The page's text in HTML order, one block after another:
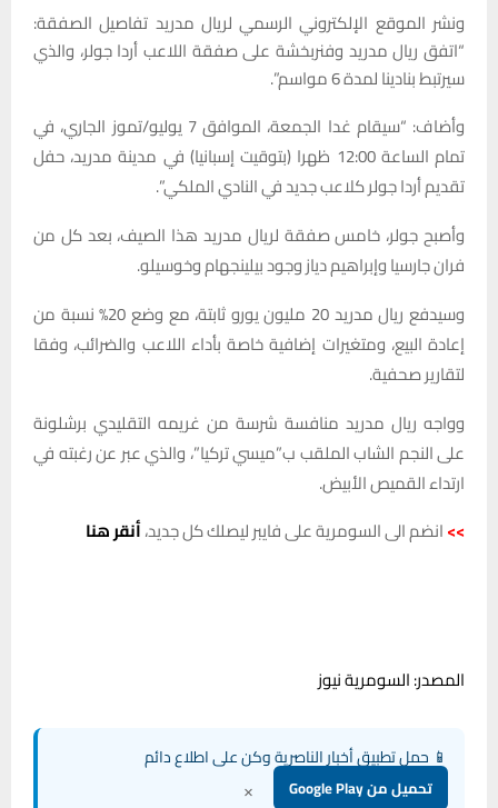
ونشر الموقع الإلكتروني الرسمي لريال مدريد تفاصيل الصفقة:
“اتفق ريال مدريد وفنربخشة على صفقة اللاعب أردا جولر، والذي
سيرتبط بنادينا لمدة 6 مواسم”.
وأضاف: “سيقام غدا الجمعة، الموافق 7 يوليو/تموز الجاري، في
تمام الساعة 12:00 ظهرا (بتوقيت إسبانيا) في مدينة مدريد، حفل
تقديم أردا جولر كلاعب جديد في النادي الملكي”.
وأصبح جولر، خامس صفقة لريال مدريد هذا الصيف، بعد كل من
فران جارسيا وإبراهيم دياز وجود بيلينجهام وخوسيلو.
وسيدفع ريال مدريد 20 مليون يورو ثابتة، مع وضع 20% نسبة من
إعادة البيع، ومتغيرات إضافية خاصة بأداء اللاعب والضرائب، وفقا
لتقارير صحفية.
وواجه ريال مدريد منافسة شرسة من غريمه التقليدي برشلونة
على النجم الشاب الملقب ب”ميسي تركيا”، والذي عبر عن رغبته في
ارتداء القميص الأبيض.
>>انضم الى السومرية على فايبر ليصلك كل جديد،أنقر هنا
المصدر: السومرية نيوز
📱 حمل تطبيق أخبار الناصرية وكن على اطلاع دائم
تحميل من Google Play ×